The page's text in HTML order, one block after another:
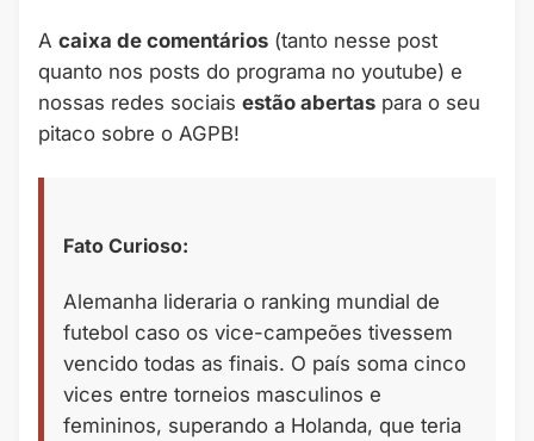
A caixa de comentários (tanto nesse post
quanto nos posts do programa no youtube) e
nossas redes sociais estão abertas para o seu
pitaco sobre o AGPB!
Fato Curioso:
Alemanha lideraria o ranking mundial de
futebol caso os vice-campeões tivessem
vencido todas as finais. O país soma cinco
vices entre torneios masculinos e
femininos, superando a Holanda, que teria